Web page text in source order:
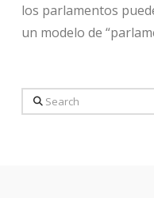
los parlamentos
un modelo de
Search